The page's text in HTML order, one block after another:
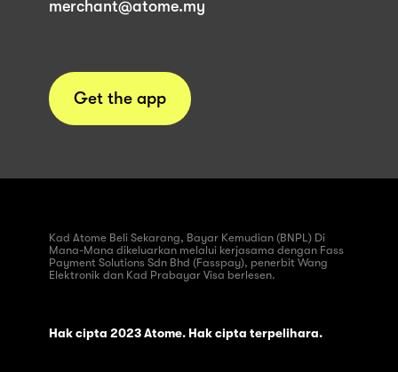
merchant@atome.my
Get the app
Kad Atome Beli Sekarang, Bayar Kemudian (BNPL) Di
Mana-Mana dikeluarkan melalui kerjasama dengan Fass
Payment Solutions Sdn Bhd (Fasspay), penerbit Wang
Elektronik dan Kad Prabayar Visa berlesen.
Hak cipta 2023 Atome. Hak cipta terpelihara.